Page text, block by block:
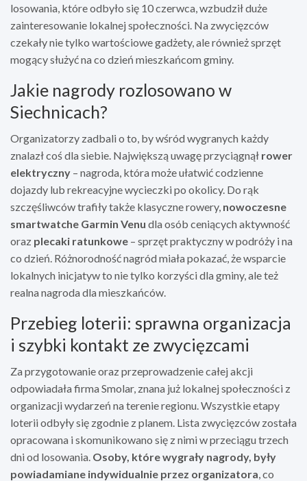
losowania, które odbyło się 10 czerwca, wzbudził duże
zainteresowanie lokalnej społeczności. Na zwycięzców
czekały nie tylko wartościowe gadżety, ale również sprzęt
mogący służyć na co dzień mieszkańcom gminy.
Jakie nagrody rozlosowano w
Siechnicach?
Organizatorzy zadbali o to, by wśród wygranych każdy
znalazł coś dla siebie. Największą uwagę przyciągnął rower
elektryczny – nagroda, która może ułatwić codzienne
dojazdy lub rekreacyjne wycieczki po okolicy. Do rąk
szczęśliwców trafiły także klasyczne rowery, nowoczesne
smartwatche Garmin Venu dla osób ceniących aktywność
oraz plecaki ratunkowe – sprzęt praktyczny w podróży i na
co dzień. Różnorodność nagród miała pokazać, że wsparcie
lokalnych inicjatyw to nie tylko korzyści dla gminy, ale też
realna nagroda dla mieszkańców.
Przebieg loterii: sprawna organizacja
i szybki kontakt ze zwycięzcami
Za przygotowanie oraz przeprowadzenie całej akcji
odpowiadała firma Smolar, znana już lokalnej społeczności z
organizacji wydarzeń na terenie regionu. Wszystkie etapy
loterii odbyły się zgodnie z planem. Lista zwycięzców została
opracowana i skomunikowano się z nimi w przeciągu trzech
dni od losowania. Osoby, które wygrały nagrody, były
powiadamiane indywidualnie przez organizatora, co